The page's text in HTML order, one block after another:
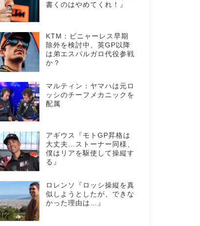
書くのはやめてくれ！』
KTM：ビニャーレス早期
除外を検討中、英GP以降
は弟エスパルガロ代役参戦
か？
マルティン：ヤマハは元ロ
ッシのチーフメカニックを
配属
アギウス『モトGP昇格は
大丈夫…ストーナー同様、
僕はリアを駆使して操縦す
る』
ロレンソ『ロッシ操縦を真
似しようとしたが、できな
かった理由は…』